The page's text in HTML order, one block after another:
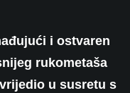
i ostvaren
rukometaša
u susretu s